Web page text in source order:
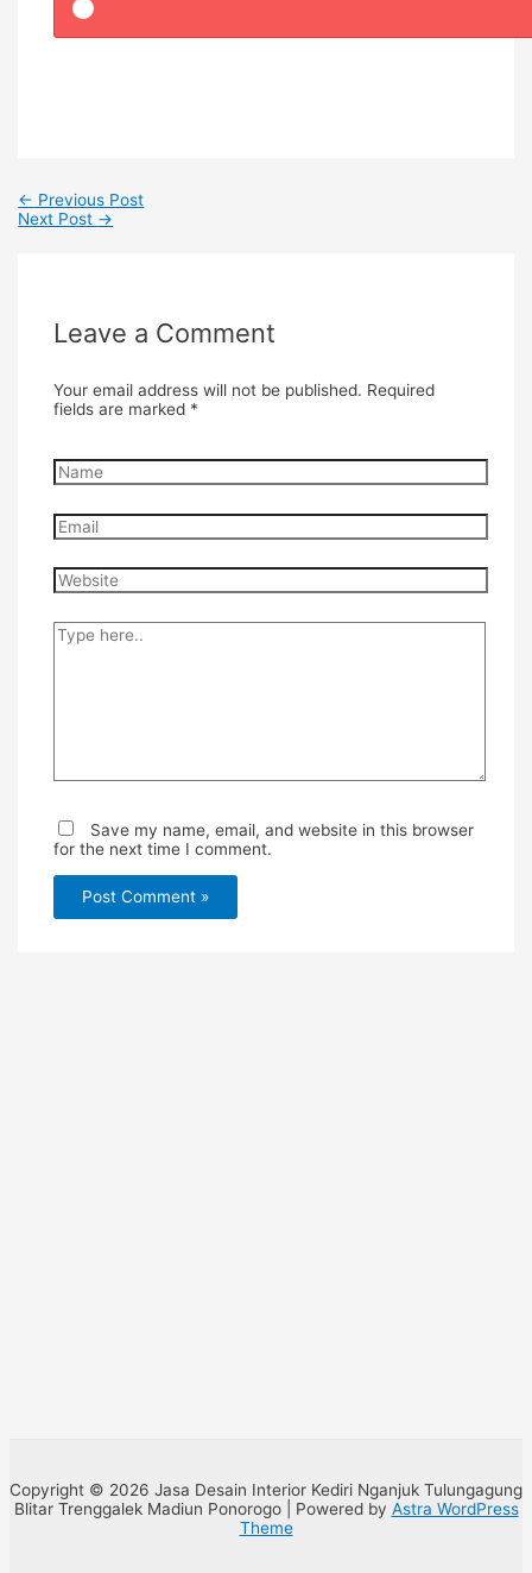
← Previous Post
Next Post →
Leave a Comment
Your email address will not be published. Required
fields are marked *
Name
Email
Website
Type
here..
Save my name, email, and website in this browser
for the next time I comment.
Copyright © 2026 Jasa Desain Interior Kediri Nganjuk Tulungagung
Blitar Trenggalek Madiun Ponorogo | Powered by Astra WordPress
Theme